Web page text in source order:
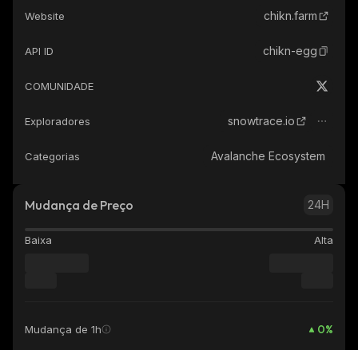
Website chikn.farm
API ID chikn-egg
COMUNIDADE
Exploradores snowtrace.io
Categorias Avalanche Ecosystem
Mudança de Preço 24H
Baixa Alta
Mudança de 1h 0%